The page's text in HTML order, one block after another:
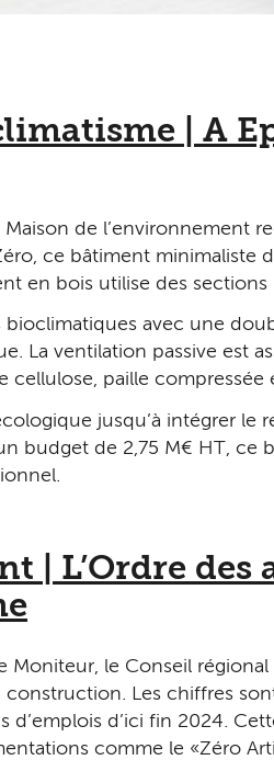
| A
de l’environnement
ce bâtiment minimaliste
en bois utilise des
bioclimatiques avec une
La ventilation passive est
paille compressée
jusqu’à intégrer
budget de 2,75 M€ HT,
| L’Ordre
Moniteur, le Conseil
Les chiffres
d’emplois d’ici fin 2024.
comme le « Zéro